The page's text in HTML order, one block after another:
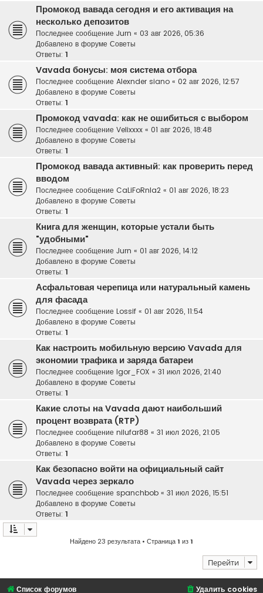
Промокод вавада сегодня и его активация на
несколько депозитов
Последнее сообщение Jurn « 03 авг 2026, 05:36
Добавлено в форуме Советы
Ответы: 1
Vavada бонусы: моя система отбора
Последнее сообщение Alexnder siano « 02 авг 2026, 12:57
Добавлено в форуме Советы
Ответы: 1
Промокод vavada: как не ошибиться с выбором
Последнее сообщение Velixxxx « 01 авг 2026, 18:48
Добавлено в форуме Советы
Ответы: 1
Промокод вавада активный: как проверить перед
вводом
Последнее сообщение CaLiFoRnIa2 « 01 авг 2026, 18:23
Добавлено в форуме Советы
Ответы: 1
Книга для женщин, которые устали быть
"удобными"
Последнее сообщение Jurn « 01 авг 2026, 14:12
Добавлено в форуме Советы
Ответы: 1
Асфальтовая черепица или натуральный камень
для фасада
Последнее сообщение Lossif « 01 авг 2026, 11:54
Добавлено в форуме Советы
Ответы: 1
Как настроить мобильную версию Vavada для
экономии трафика и заряда батареи
Последнее сообщение Igor_FOX « 31 июл 2026, 21:40
Добавлено в форуме Советы
Ответы: 1
Какие слоты на Vavada дают наибольший
процент возврата (RTP)
Последнее сообщение nilufar88 « 31 июл 2026, 21:05
Добавлено в форуме Советы
Ответы: 1
Как безопасно войти на официальный сайт
Vavada через зеркало
Последнее сообщение spanchbob « 31 июл 2026, 15:51
Добавлено в форуме Советы
Ответы: 1
Найдено 23 результата • Страница1 из1
Перейти
Список форумов Удалить cookies